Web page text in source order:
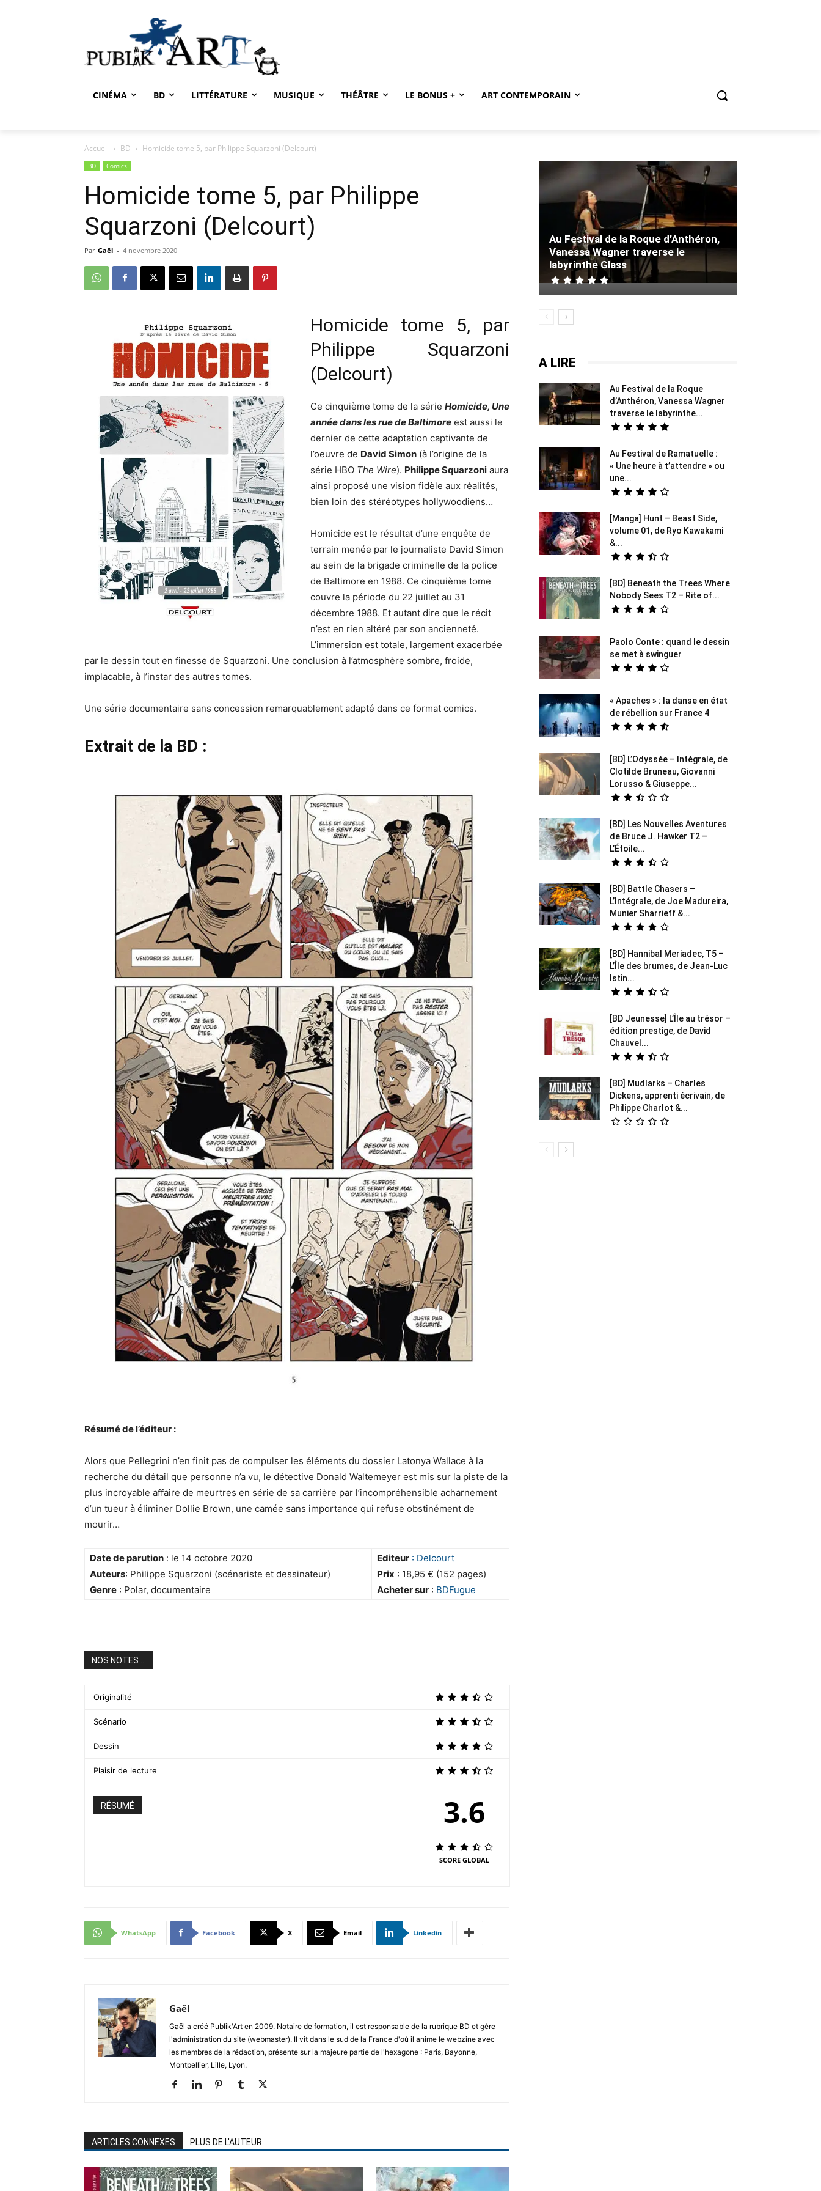
CINÉMA BD LITTÉRATURE MUSIQUE THÉÂTRE LE BONUS + ART CONTEMPORAIN
Accueil BD Homicide tome 5, par Philippe Squarzoni (Delcourt)
BD Comics
Homicide tome 5, par Philippe
Squarzoni (Delcourt)
Par Gaël - 4 novembre 2020
Homicide tome 5, par
Philippe Squarzoni
(Delcourt)
Ce cinquième tome de la série Homicide, Une
année dans les rue de Baltimore est aussi le
dernier de cette adaptation captivante de
l’oeuvre de David Simon (à l’origine de la
série HBO The Wire). Philippe Squarzoni aura
ainsi proposé une vision fidèle aux réalités,
bien loin des stéréotypes hollywoodiens…
Homicide est le résultat d’une enquête de
terrain menée par le journaliste David Simon
au sein de la brigade criminelle de la police
de Baltimore en 1988. Ce cinquième tome
couvre la période du 22 juillet au 31
décembre 1988. Et autant dire que le récit
n’est en rien altéré par son ancienneté.
L’immersion est totale, largement exacerbée
par le dessin tout en finesse de Squarzoni. Une conclusion à l’atmosphère sombre, froide,
implacable, à l’instar des autres tomes.
Une série documentaire sans concession remarquablement adapté dans ce format comics.
Extrait de la BD :
Résumé de l’éditeur :
Alors que Pellegrini n’en finit pas de compulser les éléments du dossier Latonya Wallace à la
recherche du détail que personne n’a vu, le détective Donald Waltemeyer est mis sur la piste de la
plus incroyable affaire de meurtres en série de sa carrière par l’incompréhensible acharnement
d’un tueur à éliminer Dollie Brown, une camée sans importance qui refuse obstinément de
mourir…
Date de parution : le 14 octobre 2020
Auteurs: Philippe Squarzoni (scénariste et dessinateur)
Genre : Polar, documentaire
Editeur : Delcourt
Prix : 18,95 € (152 pages)
Acheter sur : BDFugue
NOS NOTES ...
Originalité
Scénario
Dessin
Plaisir de lecture
RÉSUMÉ 3.6
SCORE GLOBAL
WhatsApp Facebook X Email Linkedin
Gaël
Gaël a créé Publik'Art en 2009. Notaire de formation, il est responsable de la rubrique BD et gère
l'administration du site (webmaster). Il vit dans le sud de la France d'où il anime le webzine avec
les membres de la rédaction, présente sur la majeure partie de l'hexagone : Paris, Bayonne,
Montpellier, Lille, Lyon.
ARTICLES CONNEXES PLUS DE L'AUTEUR
Au Festival de la Roque d’Anthéron,
Vanessa Wagner traverse le
labyrinthe Glass
A LIRE
Au Festival de la Roque
d’Anthéron, Vanessa Wagner
traverse le labyrinthe...
Au Festival de Ramatuelle :
« Une heure à t’attendre » ou
une...
[Manga] Hunt – Beast Side,
volume 01, de Ryo Kawakami
&...
[BD] Beneath the Trees Where
Nobody Sees T2 – Rite of...
Paolo Conte : quand le dessin
se met à swinguer
« Apaches » : la danse en état
de rébellion sur France 4
[BD] L’Odyssée – Intégrale, de
Clotilde Bruneau, Giovanni
Lorusso & Giuseppe...
[BD] Les Nouvelles Aventures
de Bruce J. Hawker T2 –
L’Étoile...
[BD] Battle Chasers –
L’Intégrale, de Joe Madureira,
Munier Sharrieff &...
[BD] Hannibal Meriadec, T5 –
L’Île des brumes, de Jean-Luc
Istin...
[BD Jeunesse] L’Île au trésor –
édition prestige, de David
Chauvel...
[BD] Mudlarks – Charles
Dickens, apprenti écrivain, de
Philippe Charlot &...